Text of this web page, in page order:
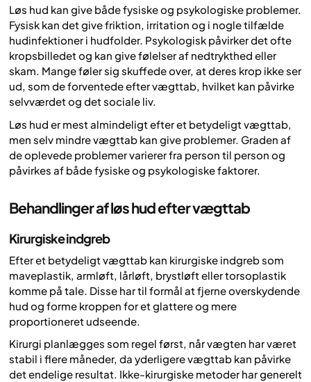
Løs hud kan give både fysiske og psykologiske problemer.
Fysisk kan det give friktion, irritation og i nogle tilfælde
hudinfektioner i hudfolder. Psykologisk påvirker det ofte
kropsbilledet og kan give følelser af nedtrykthed eller
skam. Mange føler sig skuffede over, at deres krop ikke ser
ud, som de forventede efter vægttab, hvilket kan påvirke
selvværdet og det sociale liv.
Løs hud er mest almindeligt efter et betydeligt vægttab,
men selv mindre vægttab kan give problemer. Graden af
de oplevede problemer varierer fra person til person og
påvirkes af både fysiske og psykologiske faktorer.
Behandlinger af løs hud efter vægttab
Kirurgiske indgreb
Efter et betydeligt vægttab kan kirurgiske indgreb som
maveplastik, armløft, lårløft, brystløft eller torsoplastik
komme på tale. Disse har til formål at fjerne overskydende
hud og forme kroppen for et glattere og mere
proportioneret udseende.
Kirurgi planlægges som regel først, når vægten har været
stabil i flere måneder, da yderligere vægttab kan påvirke
det endelige resultat. Ikke-kirurgiske metoder har generelt